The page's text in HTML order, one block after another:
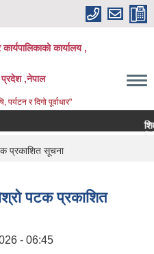
कार्यालय ,
,नेपाल
र दिगो पूर्वाधार"
शिक्षक
प्रकाशित सूचना
पटक प्रकाशित
- 06:45